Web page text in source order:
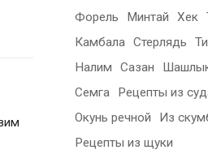
Форель
Минтай Хек
Камбала Стерлядь
Налим
Сазан
Семга
Рецепты из
Окунь речной
Из
Рецепты из щуки